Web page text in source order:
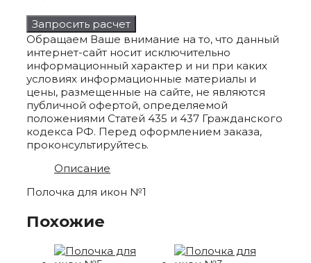
Запросить расчет
Обращаем Ваше внимание на то, что данный
интернет-сайт носит исключительно
информационный характер и ни при каких
условиях информационные материалы и
цены, размещенные на сайте, не являются
публичной офертой, определяемой
положениями Статей 435 и 437 Гражданского
кодекса РФ. Перед оформлением заказа,
проконсультируйтесь.
Описание
Полочка для икон №1
Похожие